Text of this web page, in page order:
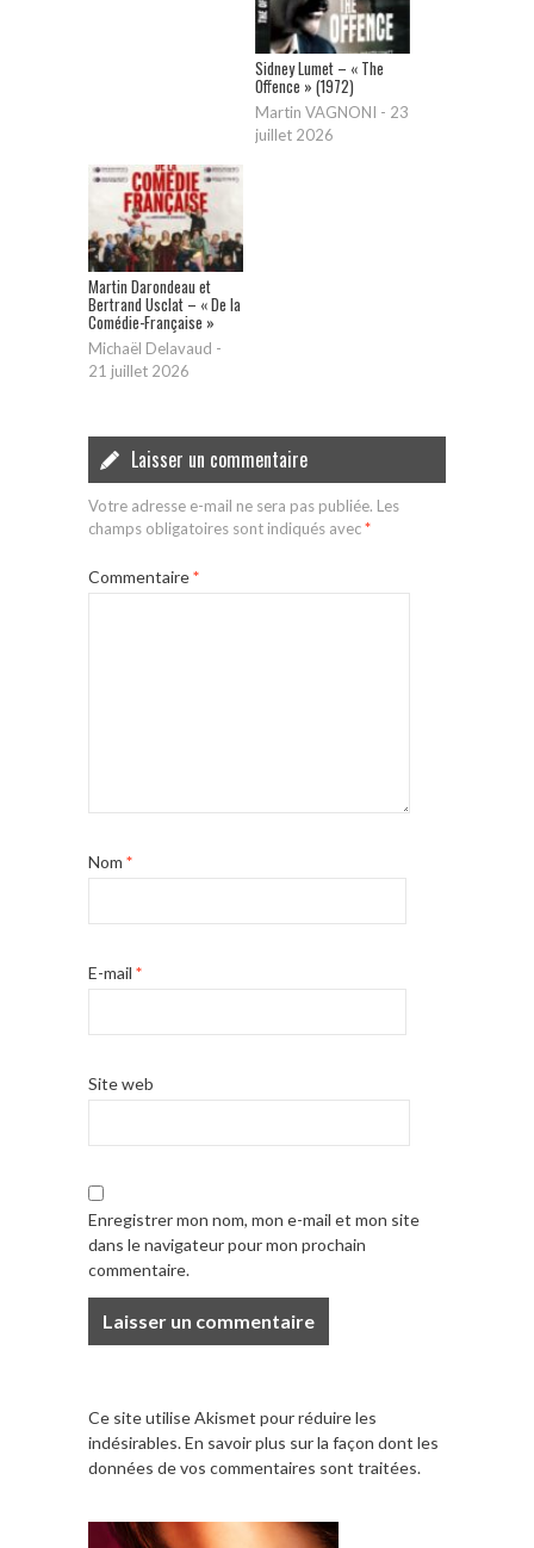
Sidney Lumet – « The
Offence » (1972)
Martin VAGNONI - 23
juillet 2026
Martin Darondeau et
Bertrand Usclat – « De la
Comédie-Française »
Michaël Delavaud -
21 juillet 2026
Laisser un commentaire
Votre adresse e-mail ne sera pas publiée. Les
champs obligatoires sont indiqués avec*
Commentaire*
Nom *
E-mail *
Site web
Enregistrer mon nom, mon e-mail et mon site
dans le navigateur pour mon prochain
commentaire.
Ce site utilise Akismet pour réduire les
indésirables.En savoir plus sur la façon dont les
données de vos commentaires sont traitées.